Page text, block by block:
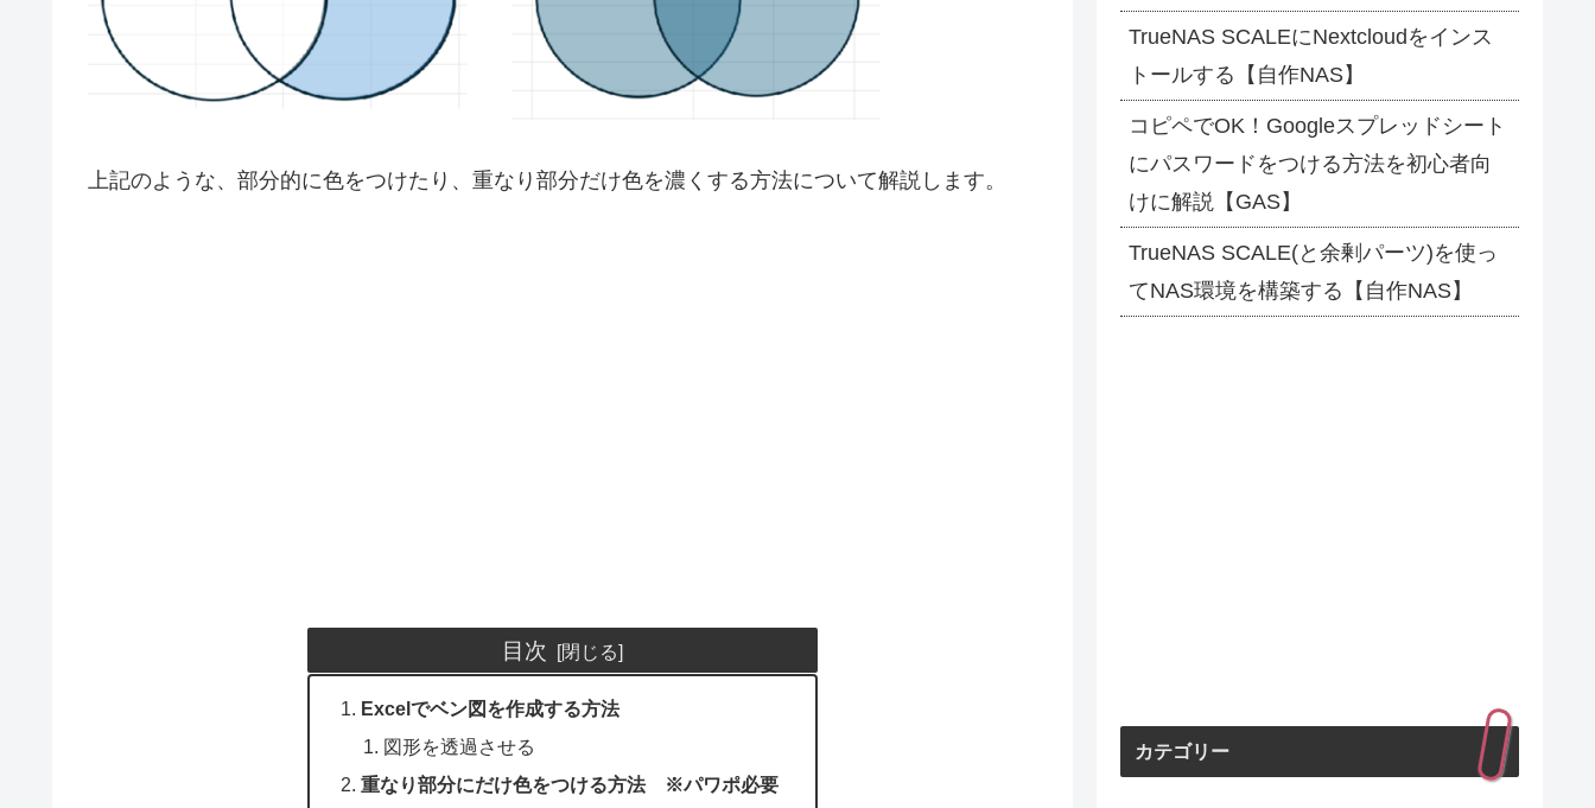
上記のような、部分的に色をつけたり、重なり部分だけ色を濃くする方法について解説します。
目次
Excelでベン図を作成する方法
図形を透過させる
重なり部分にだけ色をつける方法 ※パワポ必要
TrueNAS SCALEにNextcloudをインス
トールする【自作NAS】
コピペでOK！Googleスプレッドシート
にパスワードをつける方法を初心者向
けに解説【GAS】
TrueNAS SCALE(と余剰パーツ)を使っ
てNAS環境を構築する【自作NAS】
カテゴリー